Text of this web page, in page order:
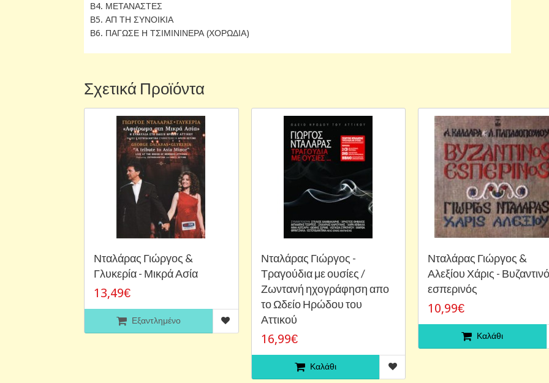
Β4. ΜΕΤΑΝΑΣΤΕΣ
Β5. ΑΠ ΤΗ ΣΥΝΟΙΚΙΑ
Β6. ΠΑΓΩΣΕ Η ΤΣΙΜΙΝΙΝΕΡΑ (ΧΟΡΩΔΙΑ)
Σχετικά Προϊόντα
Νταλάρας Γιώργος &
Γλυκερία - Μικρά Ασία
13,49€
Εξαντλημένο
Νταλάρας Γιώργος -
Τραγούδια με ουσίες /
Ζωντανή ηχογράφηση απο
το Ωδείο Ηρώδου του
Αττικού
16,99€
Καλάθι
Νταλάρας Γιώργος &
Αλεξίου Χάρις -
εσπερινός
10,99€
Καλάθι